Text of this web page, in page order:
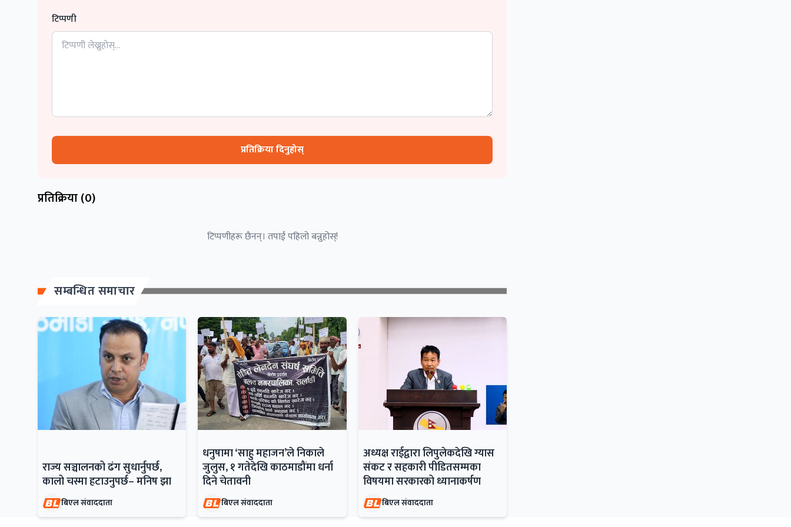
टिप्पणी
प्रतिक्रिया दिनुहोस्
प्रतिक्रिया (0)
टिप्पणीहरू छैनन्। तपाईं पहिलो बन्नुहोस्!
सम्बन्धित समाचार
राज्य सञ्चालनको ढंग सुधार्नुपर्छ,
कालो चस्मा हटाउनुपर्छ– मनिष झा
बिएल संवाददाता
धनुषामा ‘साहु महाजन’ले निकाले
जुलुस, १ गतेदेखि काठमाडौंमा धर्ना
दिने चेतावनी
बिएल संवाददाता
अध्यक्ष राईद्वारा लिपुलेकदेखि ग्यास
संकट र सहकारी पीडितसम्मका
विषयमा सरकारको ध्यानाकर्षण
बिएल संवाददाता